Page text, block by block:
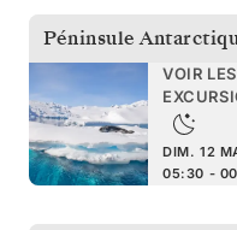
Péninsule
VOIR
DIM. 12
05:30 -